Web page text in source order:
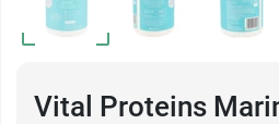
Vital Proteins